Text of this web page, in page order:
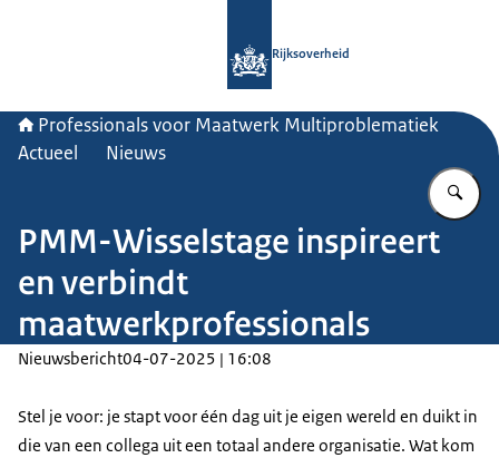
Rijksoverheid
Professionals voor Maatwerk Multiproblematiek
Actueel
Nieuws
PMM-Wisselstage inspireert
en verbindt
maatwerkprofessionals
Nieuwsbericht04-07-2025 | 16:08
Stel je voor: je stapt voor één dag uit je eigen wereld en duikt in
die van een collega uit een totaal andere organisatie. Wat kom